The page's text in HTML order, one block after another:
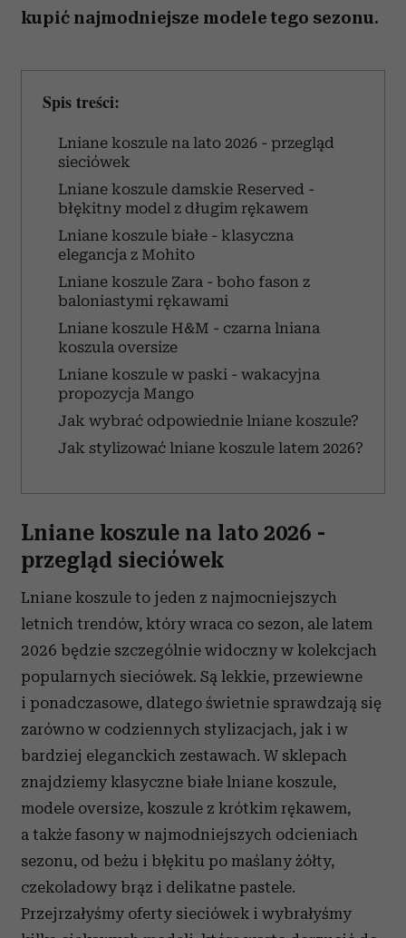
kupić najmodniejsze modele tego sezonu.
Spis treści:
Lniane koszule na lato 2026 - przegląd
sieciówek
Lniane koszule damskie Reserved -
błękitny model z długim rękawem
Lniane koszule białe - klasyczna
elegancja z Mohito
Lniane koszule Zara - boho fason z
baloniastymi rękawami
Lniane koszule H&M - czarna lniana
koszula oversize
Lniane koszule w paski - wakacyjna
propozycja Mango
Jak wybrać odpowiednie lniane koszule?
Jak stylizować lniane koszule latem 2026?
Lniane koszule na lato 2026 -
przegląd sieciówek
Lniane koszule to jeden z najmocniejszych
letnich trendów, który wraca co sezon, ale latem
2026 będzie szczególnie widoczny w kolekcjach
popularnych sieciówek. Są lekkie, przewiewne
i ponadczasowe, dlatego świetnie sprawdzają się
zarówno w codziennych stylizacjach, jak i w
bardziej eleganckich zestawach. W sklepach
znajdziemy klasyczne białe lniane koszule,
modele oversize, koszule z krótkim rękawem,
a także fasony w najmodniejszych odcieniach
sezonu, od beżu i błękitu po maślany żółty,
czekoladowy brąz i delikatne pastele.
Przejrzałyśmy oferty sieciówek i wybrałyśmy